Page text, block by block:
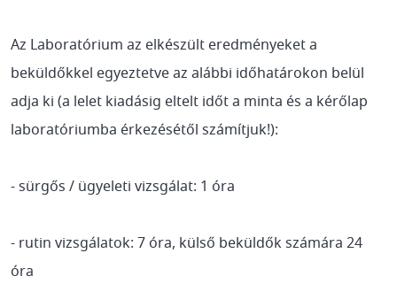
Az Laboratórium az elkészült eredményeket a
beküldőkkel egyeztetve az alábbi időhatárokon belül
adja ki (a lelet kiadásig eltelt időt a minta és a kérőlap
laboratóriumba érkezésétől számítjuk!):
- sürgős / ügyeleti vizsgálat: 1 óra
- rutin vizsgálatok: 7 óra, külső beküldők számára 24
óra